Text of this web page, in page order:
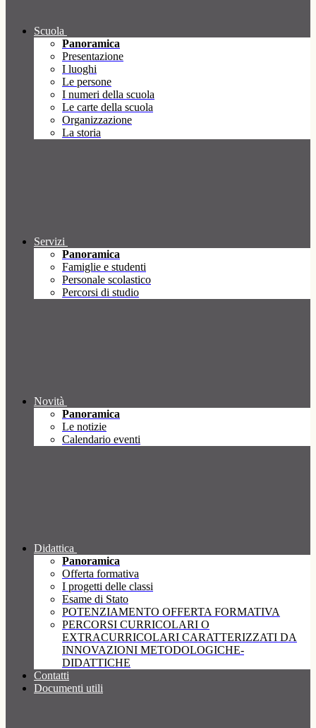
Scuola
Panoramica
Presentazione
I luoghi
Le persone
I numeri della scuola
Le carte della scuola
Organizzazione
La storia
Servizi
Panoramica
Famiglie e studenti
Personale scolastico
Percorsi di studio
Novità
Panoramica
Le notizie
Calendario eventi
Didattica
Panoramica
Offerta formativa
I progetti delle classi
Esame di Stato
POTENZIAMENTO OFFERTA FORMATIVA
PERCORSI CURRICOLARI O
EXTRACURRICOLARI CARATTERIZZATI DA
INNOVAZIONI METODOLOGICHE-
DIDATTICHE
Contatti
Documenti utili